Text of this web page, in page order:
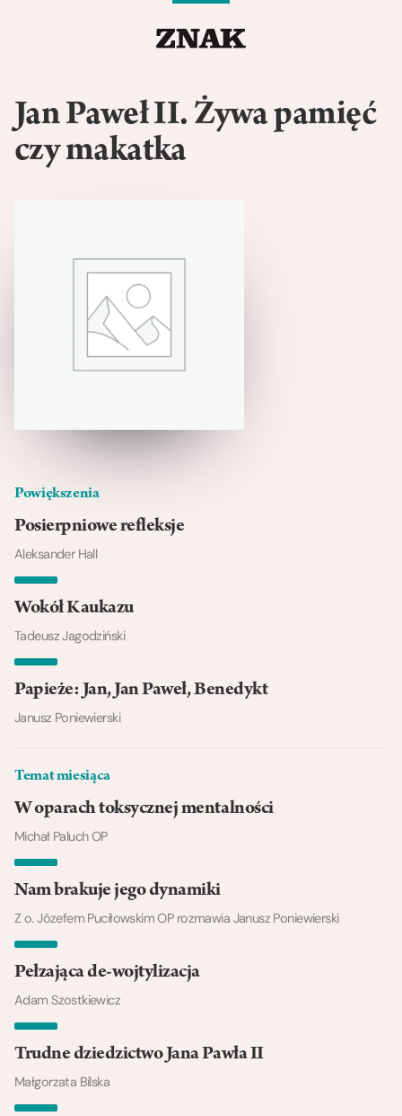
Jan Paweł II. Żywa pamięć
czy makatka
Powiększenia
Posierpniowe refleksje
Aleksander Hall
Wokół Kaukazu
Tadeusz Jagodziński
Papieże: Jan, Jan Paweł, Benedykt
Janusz Poniewierski
Temat miesiąca
W oparach toksycznej mentalności
Michał Paluch OP
Nam brakuje jego dynamiki
Z o. Józefem Puciłowskim OP rozmawia Janusz Poniewierski
Pełzająca de-wojtylizacja
Adam Szostkiewicz
Trudne dziedzictwo Jana Pawła II
Małgorzata Bilska